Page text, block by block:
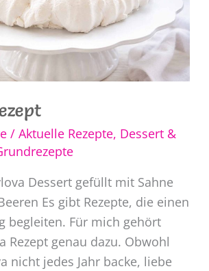
/ Aktuelle Rezepte, Dessert &
Dessert gefüllt mit Sahne
Es gibt Rezepte, die einen
begleiten. Für mich gehört
Rezept genau dazu. Obwohl
nicht jedes Jahr backe, liebe